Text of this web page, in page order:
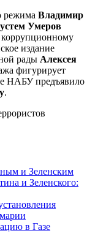
режима Владимир
Умеров
коррупционному
издание
рады Алексея
фигурирует
НАБУ предъявило
.
и Зеленским
и Зеленского:
в Газе